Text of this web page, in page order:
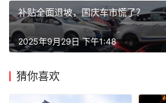
补贴全面退坡，国庆车市慌了？
2025年9月29日 下午1:48
猜你喜欢